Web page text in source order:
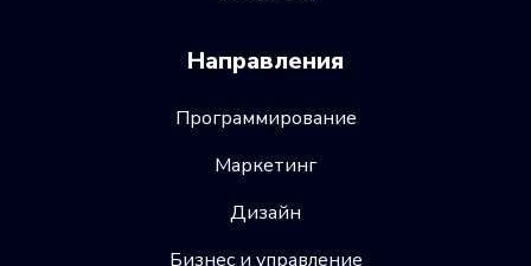
Направления
Программирование
Маркетинг
Дизайн
Бизнес и управление